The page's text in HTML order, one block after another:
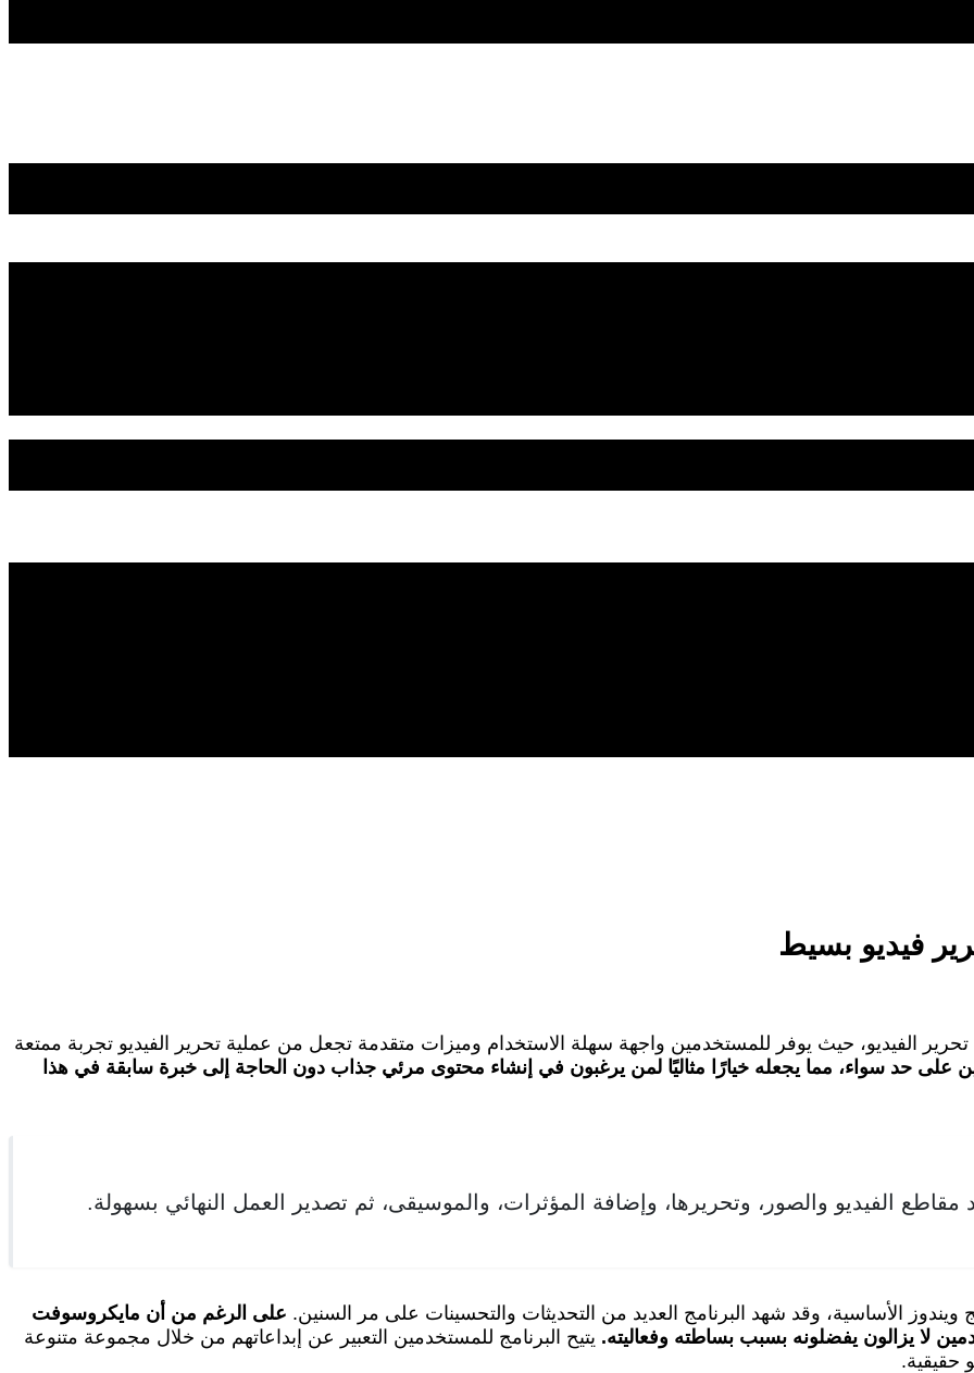
الفيديو، حيث يوفر للمستخدمين واجهة سهلة الاستخدام وميزات متقدمة تجعل من عملية تحرير الفيديو تجربة ممتعة
على حد سواء، مما يجعله خيارًا مثاليًا لمن يرغبون في إنشاء محتوى مرئي جذاب دون الحاجة إلى خبرة سابقة في هذا
الفيديو والصور، وتحريرها، وإضافة المؤثرات، والموسيقى، ثم تصدير العمل النهائي بسهولة.
الأساسية، وقد شهد البرنامج العديد من التحديثات والتحسينات على مر السنين. على الرغم من أن مايكروسوفت
يتيح البرنامج للمستخدمين التعبير عن إبداعاتهم من خلال مجموعة متنوعة
حقيقية.